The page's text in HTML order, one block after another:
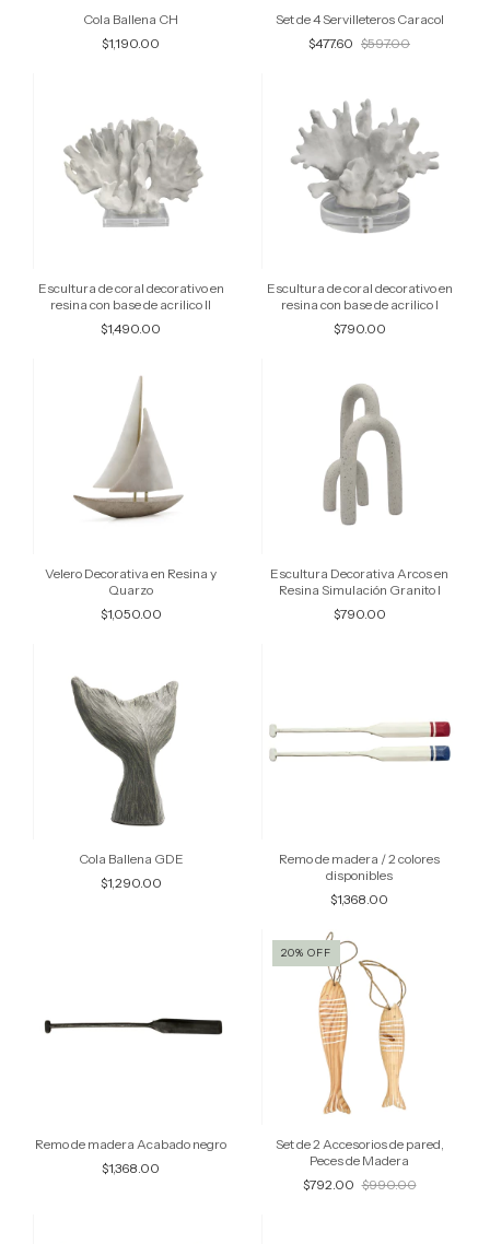
Cola Ballena CH
$1,190.00
Set de 4 Servilleteros Caracol
$477.60 $597.00
Escultura de coral decorativo en
resina con base de acrilico II
$1,490.00
Escultura de coral decorativo en
resina con base de acrilico I
$790.00
Velero Decorativa en Resina y
Quarzo
$1,050.00
Escultura Decorativa Arcos en
Resina Simulación Granito I
$790.00
Cola Ballena GDE
$1,290.00
Remo de madera / 2 colores
disponibles
$1,368.00
Remo de madera Acabado negro
$1,368.00
20% OFF
Set de 2 Accesorios de pared,
Peces de Madera
$792.00 $990.00